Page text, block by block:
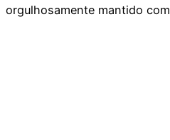
orgulhosamente mantido com